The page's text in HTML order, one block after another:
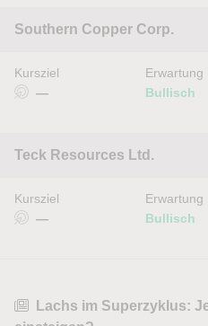
Southern Copper Corp.
Kursziel
—
Erwartung
Bullisch
Teck Resources Ltd.
Kursziel
—
Erwartung
Bullisch
Lachs im Superzyklus: